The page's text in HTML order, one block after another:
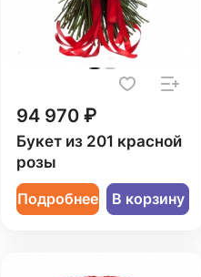
94 970 ₽
Букет из 201 красной
розы
Подробнее В корзину